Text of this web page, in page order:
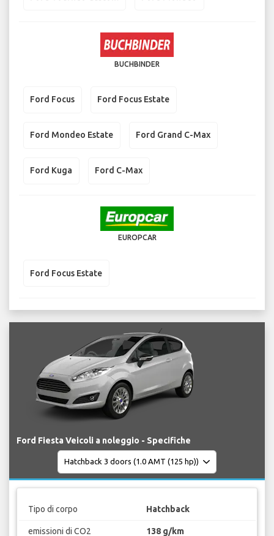
BUCHBINDER
Ford Focus Ford Focus Estate
Ford Mondeo Estate Ford Grand C-Max
Ford Kuga Ford C-Max
EUROPCAR
Ford Focus Estate
Ford Fiesta Veicoli a noleggio - Specifiche
Tipo di corpo Hatchback
emissioni di CO2 138 g/km